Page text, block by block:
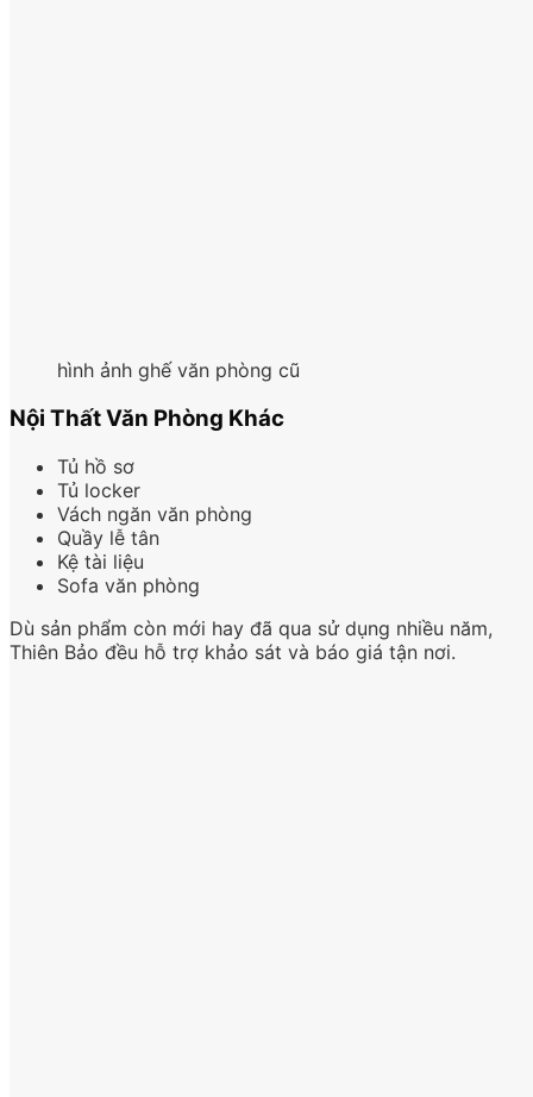
hình ảnh ghế văn phòng cũ
Nội Thất Văn Phòng Khác
Tủ hồ sơ
Tủ locker
Vách ngăn văn phòng
Quầy lễ tân
Kệ tài liệu
Sofa văn phòng
Dù sản phẩm còn mới hay đã qua sử dụng nhiều năm,
Thiên Bảo đều hỗ trợ khảo sát và báo giá tận nơi.